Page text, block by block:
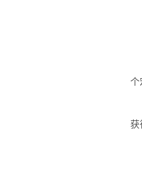
个
获